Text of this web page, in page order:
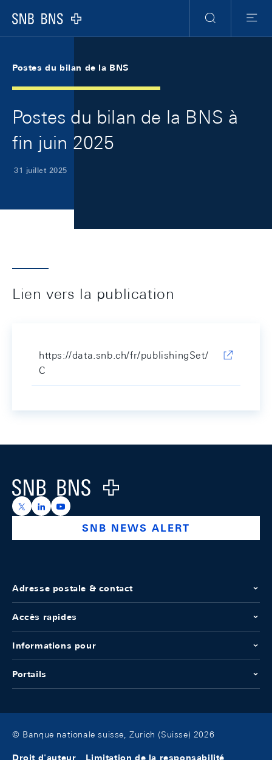
Logo
RechercheMenu
Postes du bilan de la BNS
Postes du bilan de la BNS à
fin juin 2025
31 juillet 2025
Lien vers la publication
https://data.snb.ch/fr/publishingSet/
C
Logo
https://x.com/snb_bns
https://ch.linkedin.com/company/swiss-national-
https://www.youtube.com/@swissnationalbank
SNB NEWS ALERT
Adresse postale & contact
Accès rapides
Informations pour
Portails
© Banque nationale suisse, Zurich (Suisse) 2026
Droit d'auteur Limitation de la responsabilité